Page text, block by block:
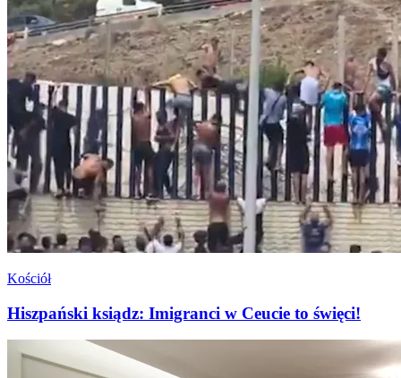
Kościół
Hiszpański ksiądz: Imigranci w Ceucie to święci!